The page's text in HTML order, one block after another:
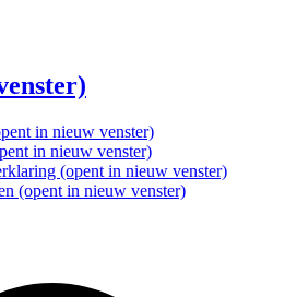
in nieuw venster)
in nieuw venster)
(opent in nieuw venster)
(opent in nieuw venster)